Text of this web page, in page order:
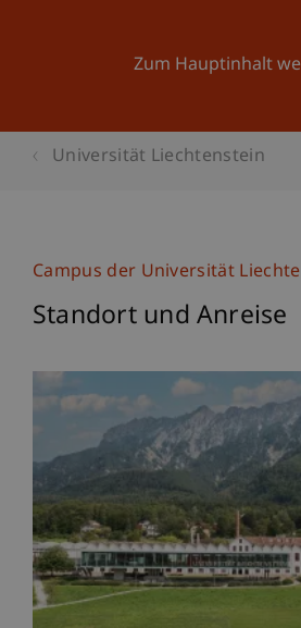
Zum Hauptinhalt
Universität Liechtenstein
Campus der Universität
Standort und Anreise